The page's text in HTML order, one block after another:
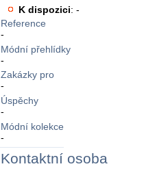
K dispozici: -
Reference
-
Módní přehlídky
-
Zakázky pro
-
Úspěchy
-
Módní kolekce
-
Kontaktní osoba